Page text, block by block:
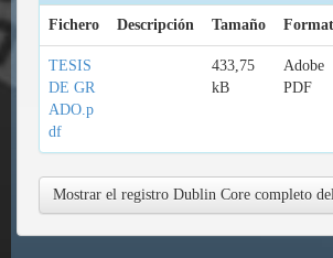
Fichero Descripción Tamaño
TESIS
DE GR
ADO.p
df
433,75
kB
Adobe
PDF
Mostrar el registro Dublin Core completo